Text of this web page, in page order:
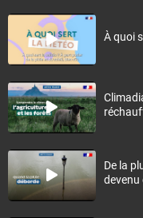
À quoi
De la
devenu